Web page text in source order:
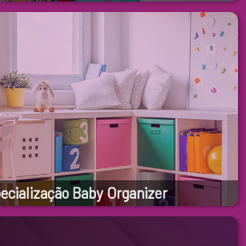
Baby Organizer